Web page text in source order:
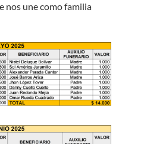
nos une como familia